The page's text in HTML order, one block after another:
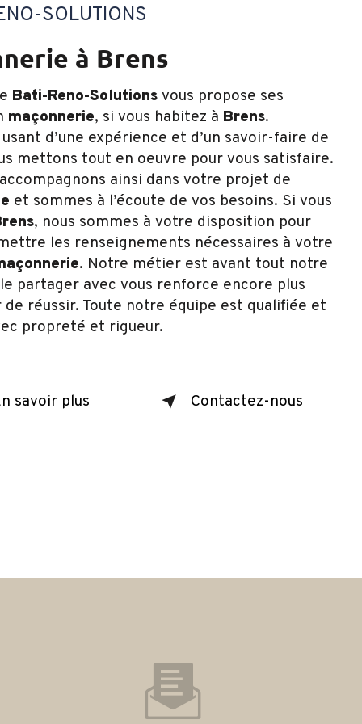
SOLUTIONS
à Brens
Bati-Reno-Solutionsvous propose ses
maçonnerie, si vous habitez à Brens.
d’une expérience et d’un savoir-faire de
mettons tout en oeuvre pour vous satisfaire.
ainsi dans votre projet de
et sommes à l’écoute de vos besoins. Si vous
, nous sommes à votre disposition pour
les renseignements nécessaires à votre
. Notre métier est avant tout notre
partager avec vous renforce encore plus
réussir. Toute notre équipe est qualifiée et
propreté et rigueur.
savoir plus Contactez-nous